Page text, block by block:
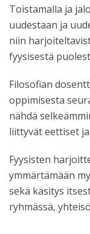
Toistamalla ja
uudestaan ja
niin
fyysisestä
Filosofian
oppimisesta
nähdä
liittyvät eettiset
Fyysisten
ymmärtämään
sekä käsitys
ryhmässä,